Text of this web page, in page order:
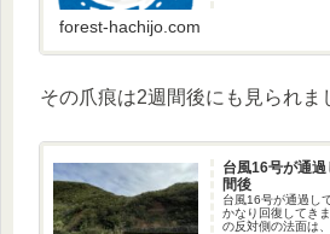
forest-hachijo.com
その爪痕は2週間後にも見られま
台風16号が通
間後
台風16号が通過し
かなり回復してき
の反対側の法面は